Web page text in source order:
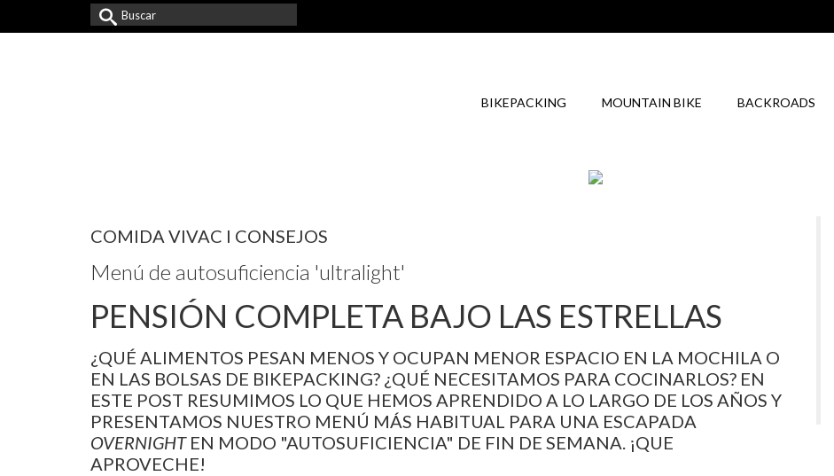
Buscar
por:
BIKEPACKING MOUNTAIN BIKE BACKROADS
COMIDA VIVAC I CONSEJOS
Menú de autosuficiencia 'ultralight'
PENSIÓN COMPLETA BAJO LAS ESTRELLAS
¿QUÉ ALIMENTOS PESAN MENOS Y OCUPAN MENOR ESPACIO EN LA MOCHILA O
EN LAS BOLSAS DE BIKEPACKING? ¿QUÉ NECESITAMOS PARA COCINARLOS? EN
ESTE POST RESUMIMOS LO QUE HEMOS APRENDIDO A LO LARGO DE LOS AÑOS Y
PRESENTAMOS NUESTRO MENÚ MÁS HABITUAL PARA UNA ESCAPADA
OVERNIGHTEN MODO "AUTOSUFICIENCIA" DE FIN DE SEMANA. ¡QUE
APROVECHE!